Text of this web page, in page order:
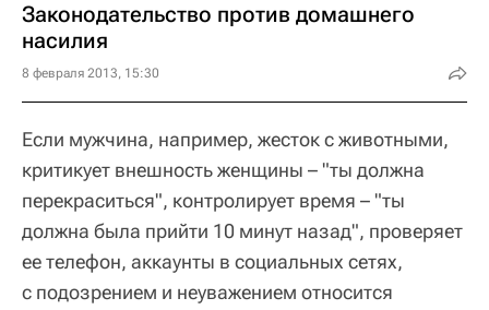
Законодательство против домашнего
насилия
8 февраля 2013, 15:30
Если мужчина, например, жесток с животными,
критикует внешность женщины – "ты должна
перекраситься", контролирует время – "ты
должна была прийти 10 минут назад", проверяет
ее телефон, аккаунты в социальных сетях,
с подозрением и неуважением относится